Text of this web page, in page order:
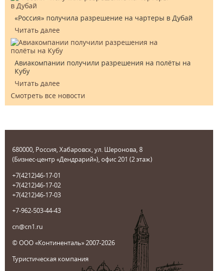
«Россия» получила разрешение на чартеры в Дубай
Читать далее
Авиакомпании получили разрешения на полёты на
Кубу
Читать далее
Смотреть все новости
680000, Россия, Хабаровск, ул. Шеронова, 8
(Бизнес-центр «Дендрарий»), офис 201 (2 этаж)
+7(4212)46-17-01
+7(4212)46-17-02
+7(4212)46-17-03
+7-962-503-44-43
cn@cn1.ru
© ООО «Континенталь» 2007-2026
Туристическая компания